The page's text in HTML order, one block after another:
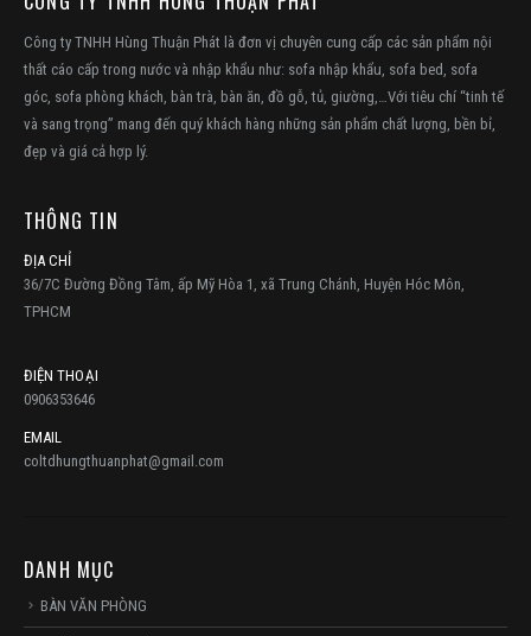
Công ty TNHH Hùng Thuận Phát là đơn vị chuyên cung cấp các sản phẩm nội
thất cáo cấp trong nước và nhập khẩu như: sofa nhập khẩu, sofa bed, sofa
góc, sofa phòng khách, bàn trà, bàn ăn, đồ gỗ, tủ, giường,…Với tiêu chí “tinh tế
và sang trọng” mang đến quý khách hàng những sản phẩm chất lượng, bền bỉ,
đẹp và giá cả hợp lý.
THÔNG TIN
ĐỊA CHỈ
36/7C Đường Đồng Tâm, ấp Mỹ Hòa 1, xã Trung Chánh, Huyện Hóc Môn,
TPHCM
ĐIỆN THOẠI
0906353646
EMAIL
coltdhungthuanphat@gmail.com
DANH MỤC
BÀN VĂN PHÒNG